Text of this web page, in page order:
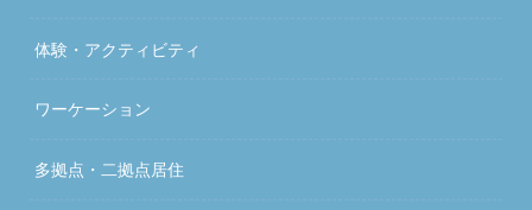
体験・アクティビティ
ワーケーション
多拠点・二拠点居住